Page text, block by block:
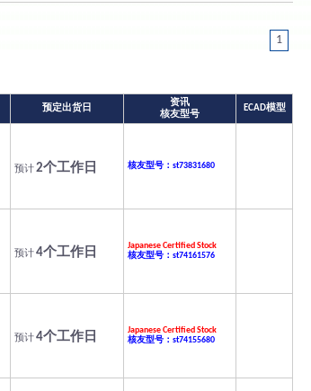
1
预定出货日
资讯
核友型号
ECAD模型
预计2个工作日 核友型号：st73831680
预计4个工作日
Japanese Certified Stock
核友型号：st74161576
预计4个工作日
Japanese Certified Stock
核友型号：st74155680